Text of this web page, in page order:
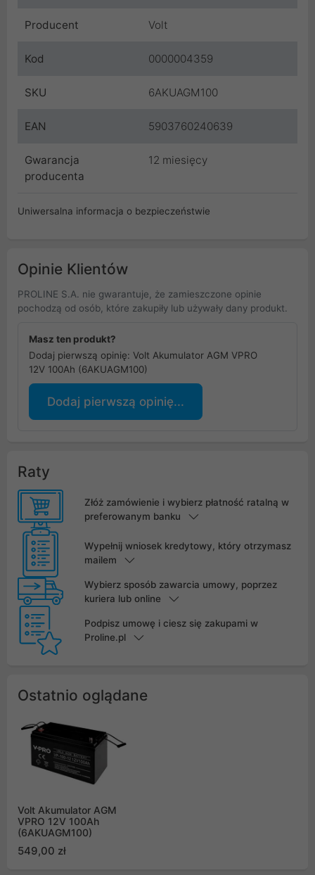
Producent Volt
Kod 0000004359
SKU 6AKUAGM100
EAN 5903760240639
Gwarancja
producenta
12 miesięcy
Uniwersalna informacja o bezpieczeństwie
Opinie Klientów
PROLINE S.A. nie gwarantuje, że zamieszczone opinie
pochodzą od osób, które zakupiły lub używały dany produkt.
Masz ten produkt?
Dodaj pierwszą opinię: Volt Akumulator AGM VPRO
12V 100Ah (6AKUAGM100)
Dodaj pierwszą opinię...
Raty
Złóż zamówienie i wybierz płatność ratalną w
preferowanym banku
Wypełnij wniosek kredytowy, który otrzymasz
mailem
Wybierz sposób zawarcia umowy, poprzez
kuriera lub online
Podpisz umowę i ciesz się zakupami w
Proline.pl
Ostatnio oglądane
Volt Akumulator AGM
VPRO 12V 100Ah
(6AKUAGM100)
549,00 zł